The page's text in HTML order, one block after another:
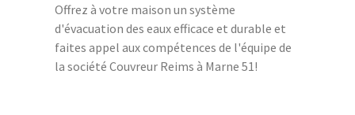
Offrez à votre maison un système
d'évacuation des eaux efficace et durable et
faites appel aux compétences de l'équipe de
la société Couvreur Reims à Marne 51!